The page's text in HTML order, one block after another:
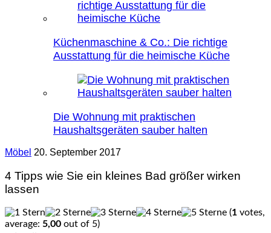
Küchenmaschine & Co.: Die richtige
Ausstattung für die heimische Küche
Die Wohnung mit praktischen
Haushaltsgeräten sauber halten
Möbel 20. September 2017
4 Tipps wie Sie ein kleines Bad größer wirken
lassen
(1 votes,
average: 5,00 out of 5)